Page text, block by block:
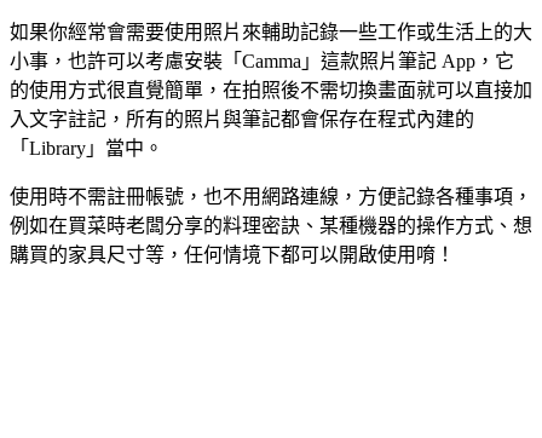
如果你經常會需要使用照片來輔助記錄一些工作或生活上的大
小事，也許可以考慮安裝「Camma」這款照片筆記 App，它
的使用方式很直覺簡單，在拍照後不需切換畫面就可以直接加
入文字註記，所有的照片與筆記都會保存在程式內建的
「Library」當中。
使用時不需註冊帳號，也不用網路連線，方便記錄各種事項，
例如在買菜時老闆分享的料理密訣、某種機器的操作方式、想
購買的家具尺寸等，任何情境下都可以開啟使用唷！